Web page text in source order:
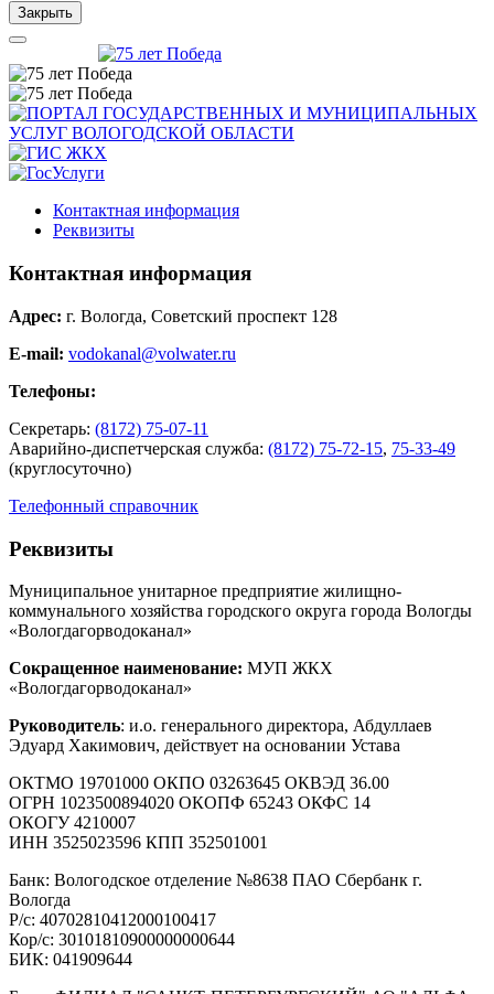
Закрыть
Контактная информация
Реквизиты
Контактная информация
Адрес: г. Вологда, Советский проспект 128
E-mail: vodokanal@volwater.ru
Телефоны:
Секретарь: (8172) 75-07-11
Аварийно-диспетчерская служба: (8172) 75-72-15, 75-33-49
(круглосуточно)
Телефонный справочник
Реквизиты
Муниципальное унитарное предприятие жилищно-
коммунального хозяйства городского округа города Вологды
«Вологдагорводоканал»
Сокращенное наименование: МУП ЖКХ
«Вологдагорводоканал»
Руководитель: и.о. генерального директора, Абдуллаев
Эдуард Хакимович, действует на основании Устава
ОКТМО 19701000 ОКПО 03263645 ОКВЭД 36.00
ОГРН 1023500894020 ОКОПФ 65243 ОКФС 14
ОКОГУ 4210007
ИНН 3525023596 КПП 352501001
Банк: Вологодское отделение №8638 ПАО Сбербанк г.
Вологда
Р/с: 40702810412000100417
Кор/с: 30101810900000000644
БИК: 041909644